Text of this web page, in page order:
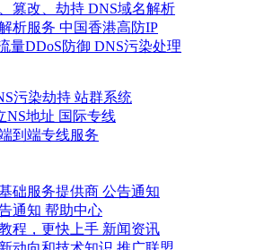
篡改、劫持 DNS域名解析
析服务 中国香港高防IP
量DDoS防御 DNS污染处理
污染劫持 站群系统
NS地址 国际专线
到端专线服务
础服务提供商 公告通知
通知 帮助中心
程，更快上手 新闻资讯